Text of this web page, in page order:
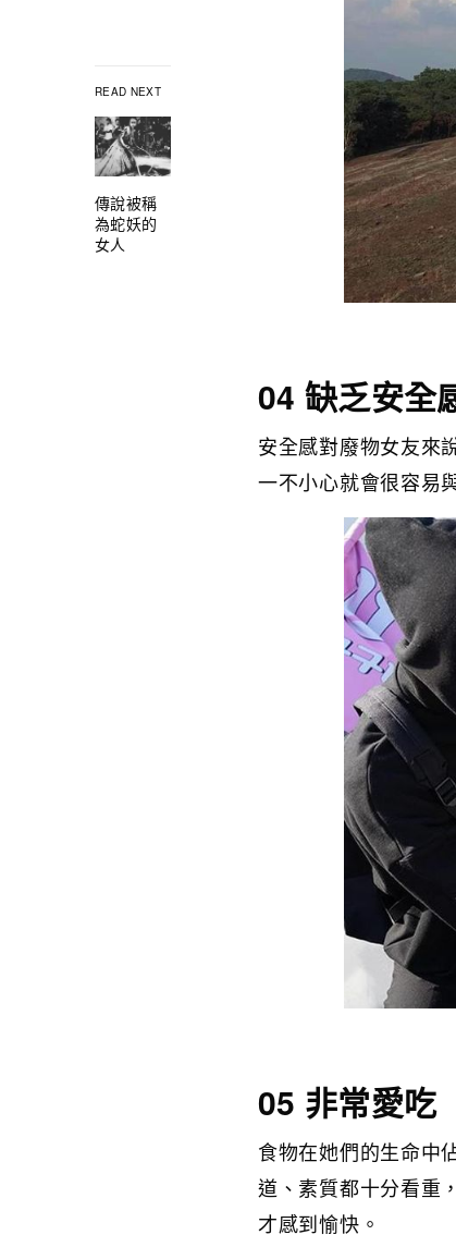
READ NEXT
傳說被稱
為蛇妖的
女人
04 缺乏安全
安全感對廢物女友來
一不小心就會很容易
05 非常愛吃
食物在她們的生命中
道、素質都十分看重
才感到愉快。